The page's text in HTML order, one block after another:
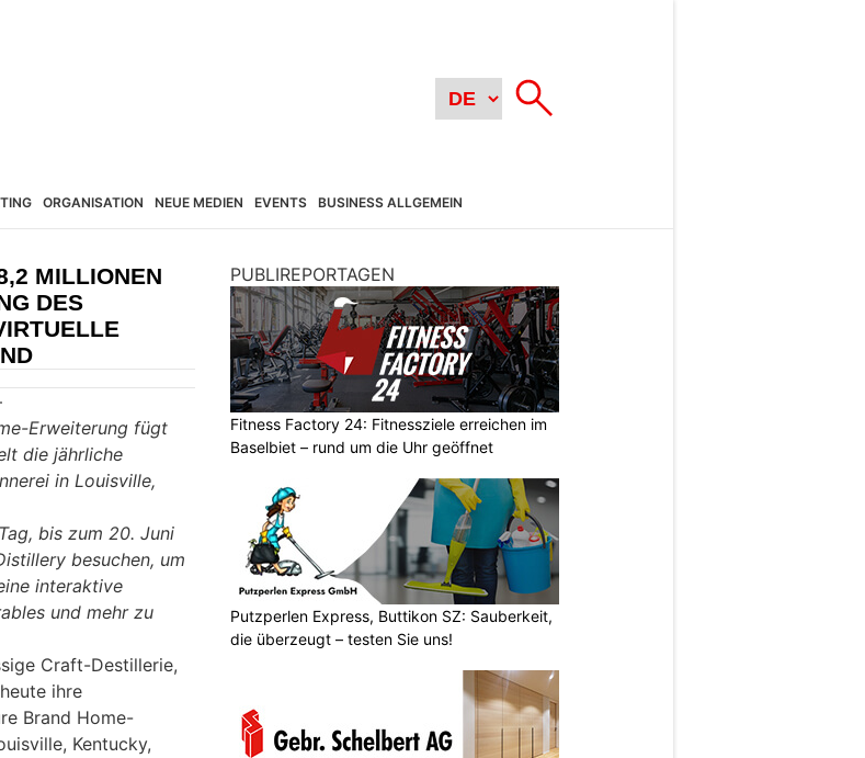
ORGANISATION NEUE MEDIEN EVENTS BUSINESS ALLGEMEIN
MILLIONEN
DES
Erweiterung fügt
die jährliche
in Louisville,
bis zum 20. Juni
besuchen, um
interaktive
und mehr zu
Craft-Destillerie,
ihre
Brand Home-
Kentucky,
PUBLIREPORTAGEN
Fitness Factory 24: Fitnessziele erreichen im
Baselbiet – rund um die Uhr geöffnet
Putzperlen Express, Buttikon SZ: Sauberkeit,
die überzeugt – testen Sie uns!